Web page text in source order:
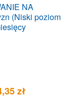
NA
(Niski poziom
zł